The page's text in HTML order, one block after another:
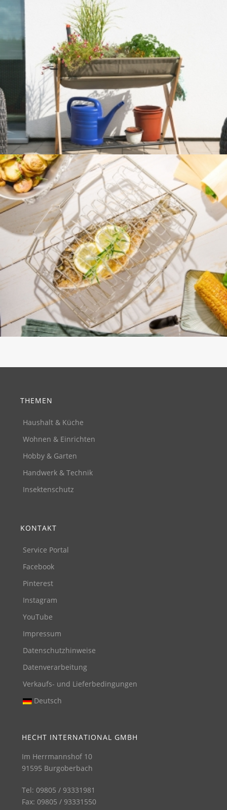
THEMEN
Haushalt & Küche
Wohnen & Einrichten
Hobby & Garten
Handwerk & Technik
Insektenschutz
KONTAKT
Service Portal
Facebook
Pinterest
Instagram
YouTube
Impressum
Datenschutzhinweise
Datenverarbeitung
Verkaufs- und Lieferbedingungen
Deutsch
HECHT INTERNATIONAL GMBH
Im Herrmannshof 10
91595 Burgoberbach
Tel: 09805 / 93331981
Fax: 09805 / 93331550